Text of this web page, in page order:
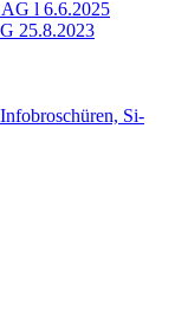
l 6.6.2025
25.8.2023
Si-